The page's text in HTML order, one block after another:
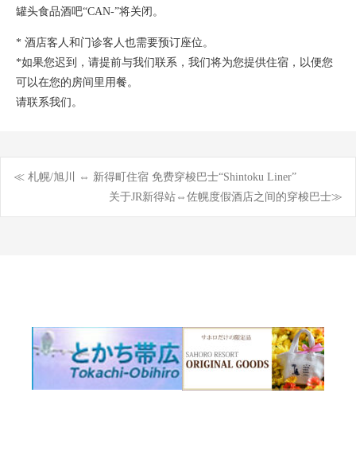
罐头食品酒吧“CAN-”将关闭。
* 酒店客人和门诊客人也需要预订座位。
*如果您迟到，请提前与我们联系，我们将为您提供住宿，以便您
可以在您的房间里用餐。
请联系我们。
Post
≪ 札幌/旭川 ⇔ 新得町住宿 免费穿梭巴士“Shintoku Liner”
关于JR新得站⇔佐幌度假酒店之间的穿梭巴士≫